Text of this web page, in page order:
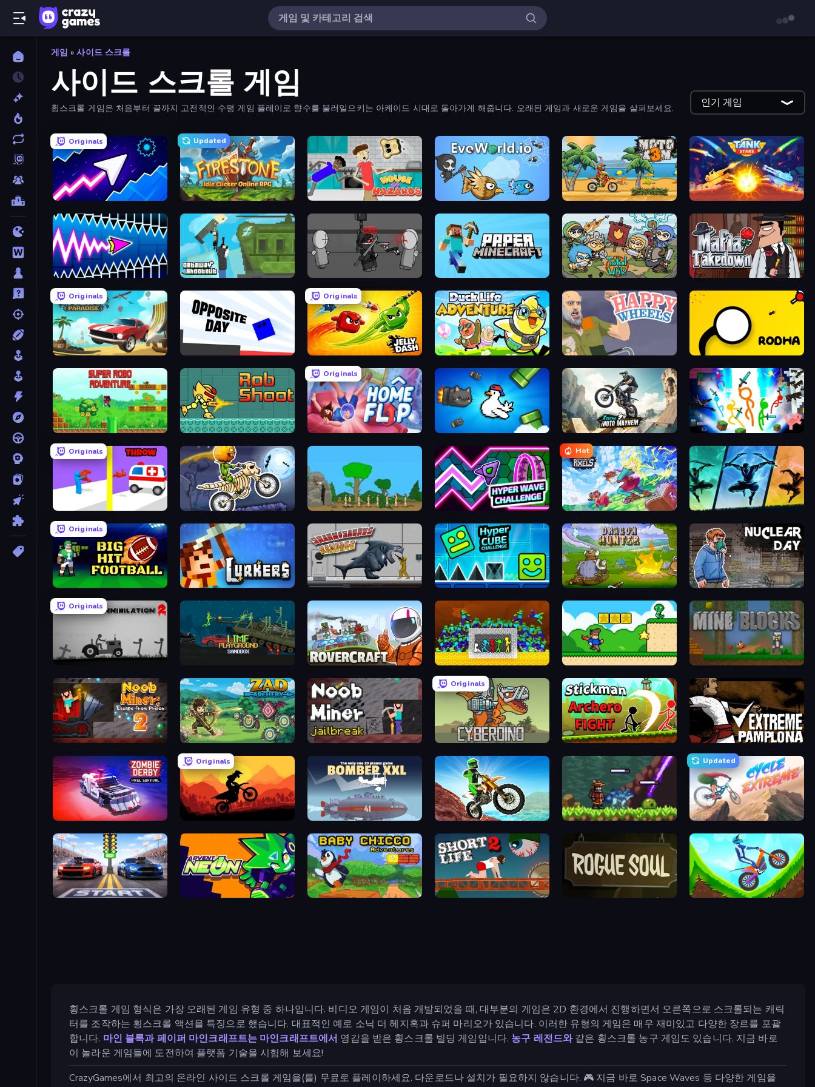
게임 » 사이드 스크롤
사이드 스크롤 게임
횡스크롤 게임은 처음부터 끝까지 고전적인 수평 게임 플레이로 향수를 불러일으키는 아케이드 시대로 돌아가게 해줍니다. 오래된 게임과 새로운 게임을 살펴보세요. 인기 게임
Originals
Space Waves
Updated
Firestone – Idle Clicker Online RPG House of Hazards EvoWorld.io (FlyOrDie.io) Moto X3M Tank Stars
Wave Dash: Geometry Arrow Getaway Shootout Madness Project Nexus Paper Minecraft Raid Heroes: Total War Mafia Takedown
Originals
Stunt Paradise
Originals
Jelly Dash Duck Life: Adventure (Demo) Happy Wheels Rodha
Super Robo - Adventure RobShoot
Originals
Home Flip Honk Xtreme Moto Mayhem Stickman Epic
Originals
Rescue Throw Moto X3M 6: Spooky Land Age Of War Hyper Wave Challenge
Hot
Kingdom of Pixels Shadow Ninja Revenge
Originals
Big Hit Football Lurkers.io Sharkosaurus Rampage Hyper Cube Challenge Dragon Hunter Nuclear Day
Originals
Stickman Annihilation 2 Rovercraft Stick Fighter vs Zombies Steve's World Mine Blocks
Noob Miner 2: Escape From Prison Zad Archery - Demo Noob Miner: Escape From Prison
Originals
CyberDino: T-Rex vs Robots Stickman Archero Fight Extreme Pamplona
Zombie Derby: Pixel Survival
Originals
Sunset Bike Racing Bomber XXL Dirt Bike Mad Skills Monster Sanctuary
Updated
Cycle Extreme
Street Racer 2 Advent NEON Baby Chicco Adventures Short Life 2 Rogue Soul 2 Hill Climb on Moto Bike
횡스크롤 게임 형식은 가장 오래된 게임 유형 중 하나입니다. 비디오 게임이 처음 개발되었을 때, 대부분의 게임은 2D 환경에서 진행하면서 오른쪽으로 스크롤되는 캐릭
터를 조작하는 횡스크롤 액션을 특징으로 했습니다. 대표적인 예로 소닉 더 헤지혹과 슈퍼 마리오가 있습니다. 이러한 유형의 게임은 매우 재미있고 다양한 장르를 포괄
합니다. 마인 블록과페이퍼 마인크래프트는 마인크래프트에서 영감을 받은 횡스크롤 빌딩 게임입니다. 농구 레전드와같은 횡스크롤 농구 게임도 있습니다. 지금 바로
이 놀라운 게임들에 도전하여 플랫폼 기술을 시험해 보세요!
CrazyGames에서 최고의 온라인 사이드 스크롤 게임을(를) 무료로 플레이하세요. 다운로드나 설치가 필요하지 않습니다. 🎮 지금 바로 Space Waves 등 다양한 게임을